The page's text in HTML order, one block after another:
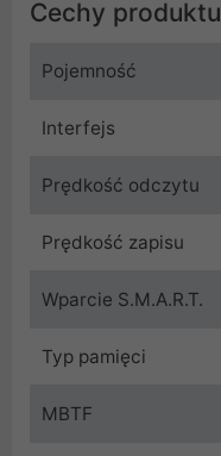
Cechy produktu
Pojemność
Interfejs
Prędkość odczytu
Prędkość zapisu
Wparcie S.M.A.R.T.
Typ pamięci
MBTF